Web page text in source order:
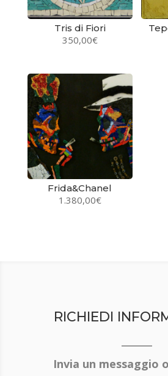
Tris di Fiori
350,00€
Frida&Chanel
1.380,00€
RICHIEDI
Invia un messaggio